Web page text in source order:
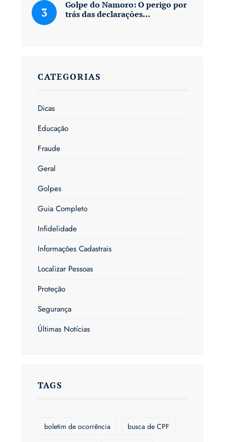
Golpe do Namoro: O perigo por
trás das declarações…
CATEGORIAS
Dicas
Educação
Fraude
Geral
Golpes
Guia Completo
Infidelidade
Informações Cadastrais
Localizar Pessoas
Proteção
Segurança
Últimas Notícias
TAGS
boletim de ocorrência busca de CPF